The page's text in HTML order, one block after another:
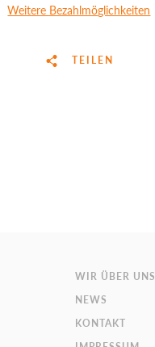
Weitere Bezahlmöglichkeiten
TEILEN
WIR ÜBER UNS
NEWS
KONTAKT